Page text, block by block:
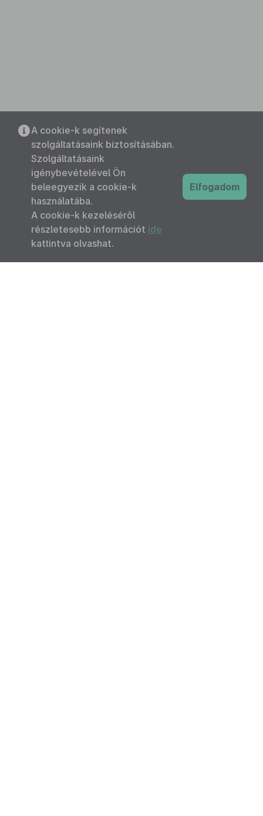
A cookie-k segítenek
szolgáltatásaink biztosításában.
Szolgáltatásaink
igénybevételével Ön
beleegyezik a cookie-k
használatába.
A cookie-k kezeléséről
részletesebb információt ide
kattintva olvashat.
Elfogadom